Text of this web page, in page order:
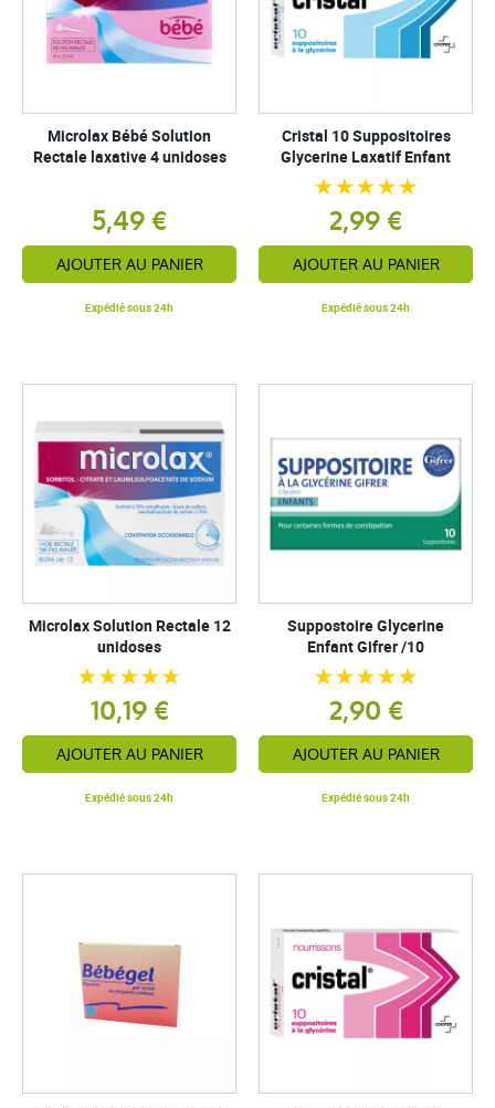
Microlax Bébé Solution
Rectale laxative 4 unidoses
5,49 €
AJOUTER AU PANIER
Expédié sous 24h
Cristal 10 Suppositoires
Glycerine Laxatif Enfant
2,99 €
AJOUTER AU PANIER
Expédié sous 24h
Microlax Solution Rectale 12
unidoses
10,19 €
AJOUTER AU PANIER
Expédié sous 24h
Suppostoire Glycerine
Enfant Gifrer /10
2,90 €
AJOUTER AU PANIER
Expédié sous 24h